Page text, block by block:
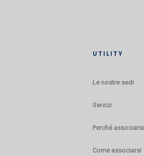
UTILITY
Le nostre sedi
Servizi
Perché associarsi
Come associarsi